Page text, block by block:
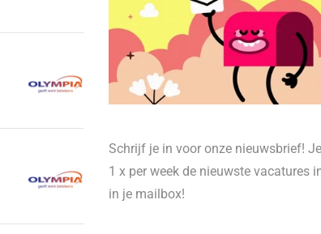
Schrijf je in voor onze nieuwsbrief!
1 x per week de nieuwste vacatures
in je mailbox!